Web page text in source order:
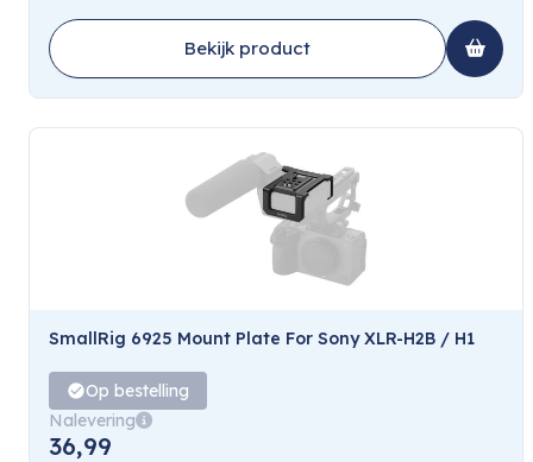
Bekijk product
SmallRig 6925 Mount Plate For Sony XLR-H2B / H1
Op bestelling
Nalevering
36,99